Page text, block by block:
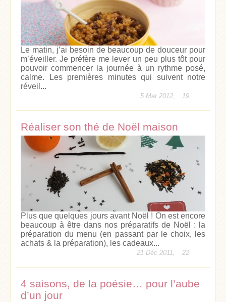
Le matin, j’ai besoin de beaucoup de douceur pour
m’éveiller. Je préfère me lever un peu plus tôt pour
pouvoir commencer la journée à un rythme posé,
calme. Les premières minutes qui suivent notre
réveil...
5 Mar 2012, 19
Réaliser son thé de Noël maison
Plus que quelques jours avant Noël ! On est encore
beaucoup à être dans nos préparatifs de Noël : la
préparation du menu (en passant par le choix, les
achats & la préparation), les cadeaux...
21 Déc 2011, 22
4 saisons, de la poésie… pour l’aube
d’un jour